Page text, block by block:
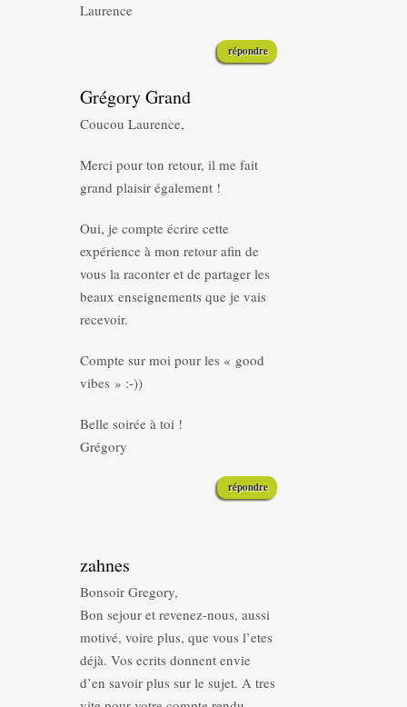
Laurence
répondre
Grégory Grand
Coucou Laurence,
Merci pour ton retour, il me fait
grand plaisir également !
Oui, je compte écrire cette
expérience à mon retour afin de
vous la raconter et de partager les
beaux enseignements que je vais
recevoir.
Compte sur moi pour les « good
vibes » :-))
Belle soirée à toi !
Grégory
répondre
zahnes
Bonsoir Gregory,
Bon sejour et revenez-nous, aussi
motivé, voire plus, que vous l’etes
déjà. Vos ecrits donnent envie
d’en savoir plus sur le sujet. A tres